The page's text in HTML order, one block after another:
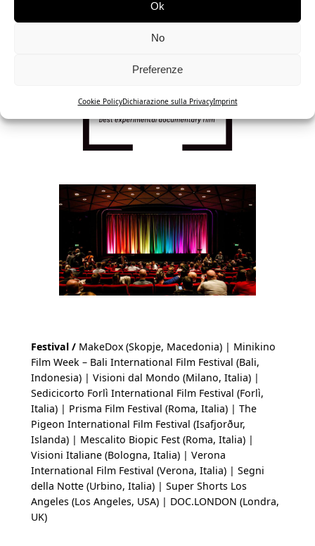
Ok
No
Preferenze
Cookie PolicyDichiarazione sulla PrivacyImprint
Festival / MakeDox (Skopje, Macedonia) | Minikino
Film Week – Bali International Film Festival (Bali,
Indonesia) | Visioni dal Mondo (Milano, Italia) |
Sedicicorto Forlì International Film Festival (Forlì,
Italia) | Prisma Film Festival (Roma, Italia) | The
Pigeon International Film Festival (Isafjorður,
Islanda) | Mescalito Biopic Fest (Roma, Italia) |
Visioni Italiane (Bologna, Italia) | Verona
International Film Festival (Verona, Italia) | Segni
della Notte (Urbino, Italia) | Super Shorts Los
Angeles (Los Angeles, USA) | DOC.LONDON (Londra,
UK)